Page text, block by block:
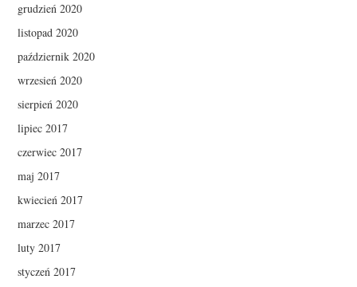
grudzień 2020
listopad 2020
październik 2020
wrzesień 2020
sierpień 2020
lipiec 2017
czerwiec 2017
maj 2017
kwiecień 2017
marzec 2017
luty 2017
styczeń 2017